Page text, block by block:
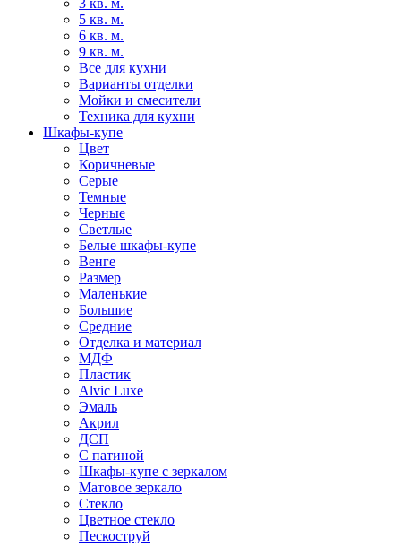
3 кв. м.
5 кв. м.
6 кв. м.
9 кв. м.
Все для кухни
Варианты отделки
Мойки и смесители
Техника для кухни
Шкафы-купе
Цвет
Коричневые
Серые
Темные
Черные
Светлые
Белые шкафы-купе
Венге
Размер
Маленькие
Большие
Средние
Отделка и материал
МДФ
Пластик
Alvic Luxe
Эмаль
Акрил
ДСП
С патиной
Шкафы-купе с зеркалом
Матовое зеркало
Стекло
Цветное стекло
Пескоструй